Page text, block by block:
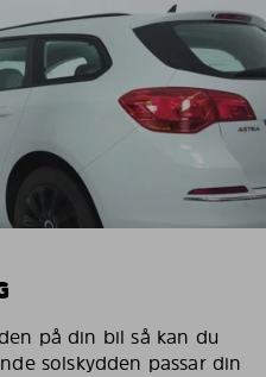
på din bil så kan du
solskydden passar din